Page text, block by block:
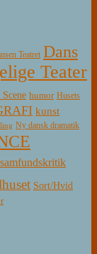
Teatret Dans
Teater
humor Husets
kunst
Ny dansk dramatik
samfundskritik
Sort/Hvid